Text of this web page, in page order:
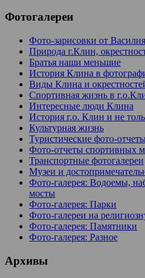
Фотогалереи
Фото-зарисовки от
Природа г.Клин,
Братья наши меньшие
История Клина в
Виды Клина и
Спортивная жизнь в
Интересные люди Клина
История г.о. Клин и не
Культурная жизнь
Туристические фото-отчеты
Фото-отчеты спортивных
Транспортные фотогалереи
Музеи и
Фото-галерея: Водоемы,
мосты
Фото-галерея: Парки
Фото-галереи на
Фото-галерея: Памятники
Фото-галерея: Разное
Архивы